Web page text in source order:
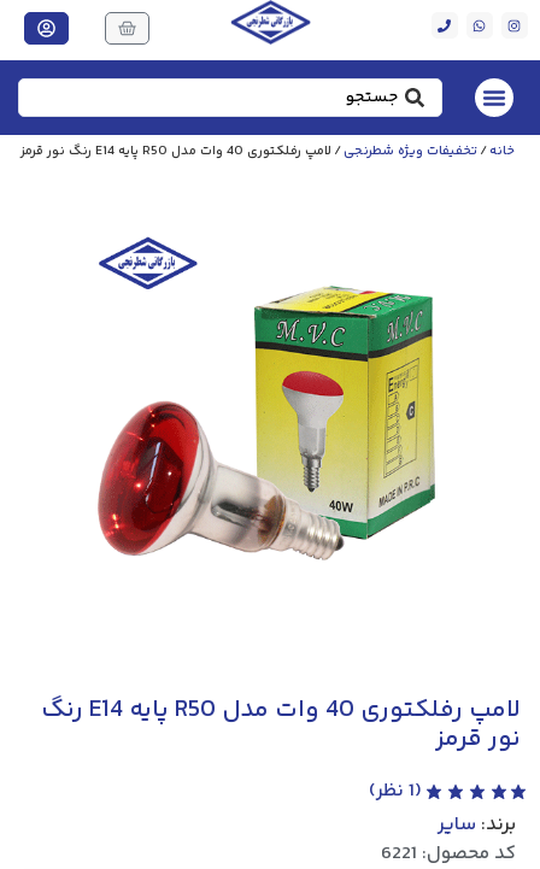
خانه/تخفیفات ویژه شطرنجی/ لامپ رفلکتوری 40 وات مدل R50 پایه E14 رنگ نور قرمز
لامپ رفلکتوری 40 وات مدل R50 پایه E14 رنگ
نور قرمز
(
1 نظر)
برند: سایر
کد محصول: 6221